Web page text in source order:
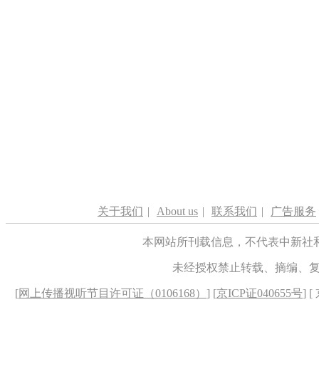
关于我们 | About us | 联系我们 | 广告服务
本网站所刊载信息，不代表中新
未经授权禁止转载、摘编、
[网上传播视听节目许可证（0106168） ] [京ICP证040655号] [